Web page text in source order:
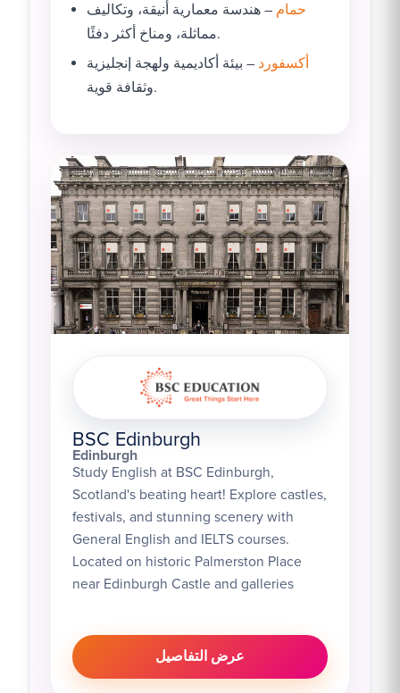
حمام – هندسة معمارية أنيقة، وتكاليف
مماثلة، ومناخ أكثر دفئًا.
أكسفورد – بيئة أكاديمية ولهجة إنجليزية
وثقافة قوية.
BSC Edinburgh
Edinburgh
Study English at BSC Edinburgh,
Scotland's beating heart! Explore castles,
festivals, and stunning scenery with
General English and IELTS courses.
Located on historic Palmerston Place
near Edinburgh Castle and galleries
عرض التفاصيل